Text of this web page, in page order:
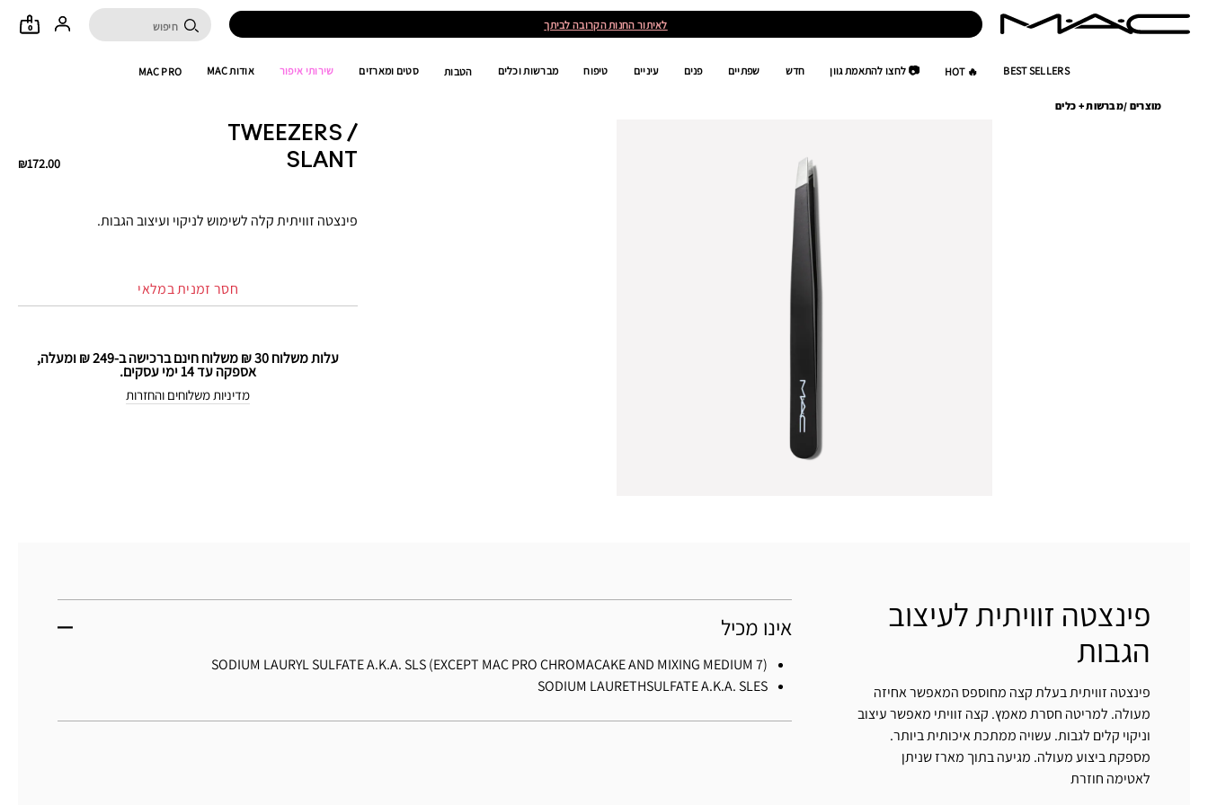
לאיתור החנות הקרובה לביתך 0
BEST SELLERS
🔥 HOT 📷 לחצו להתאמת גוון חדש שפתיים פנים עיניים טיפוח מברשות וכלים הטבות סטים ומארזים שירותי איפור אודות MAC MAC PRO
מוצרים /מברשות + כלים
TWEEZERS /
SLANT
₪172.00
פינצטה זוויתית קלה לשימוש לניקוי ועיצוב הגבות.
חסר זמנית במלאי
עלות משלוח 30 ₪ משלוח חינם ברכישה ב-249 ₪ ומעלה,
אספקה עד 14 ימי עסקים.
מדיניות משלוחים והחזרות
פינצטה זוויתית לעיצוב
הגבות
פינצטה זוויתית בעלת קצה מחוספס המאפשר אחיזה
מעולה. למריטה חסרת מאמץ. קצה זוויתי מאפשר עיצוב
וניקוי קלים לגבות. עשויה ממתכת איכותית ביותר.
מספקת ביצוע מעולה. מגיעה בתוך מארז שניתן
לאטימה חוזרת
אינו מכיל
SODIUM LAURYL SULFATE A.K.A. SLS (EXCEPT MAC PRO CHROMACAKE AND MIXING MEDIUM 7)
SODIUM LAURETHSULFATE A.K.A. SLES